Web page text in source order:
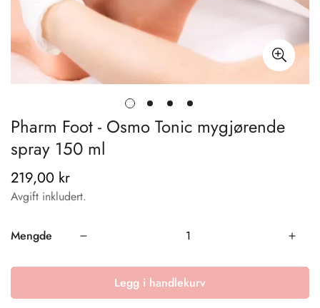
Pharm Foot - Osmo Tonic mygjørende
spray 150 ml
Vanlig
pris
219,00 kr
Avgift inkludert.
Mengde
Legg i handlekurv